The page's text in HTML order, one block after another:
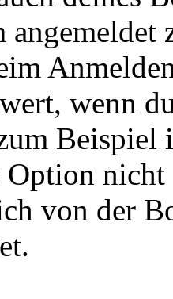
wenn
Beispiel
Option
von der